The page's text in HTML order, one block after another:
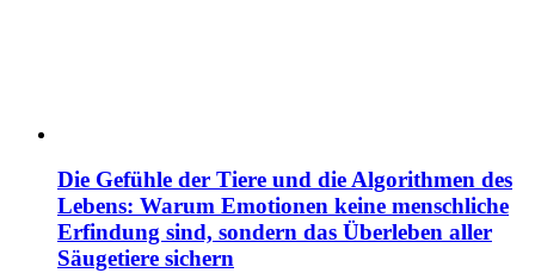
Die Gefühle der Tiere und die Algorithmen des
Lebens: Warum Emotionen keine menschliche
Erfindung sind, sondern das Überleben aller
Säugetiere sichern